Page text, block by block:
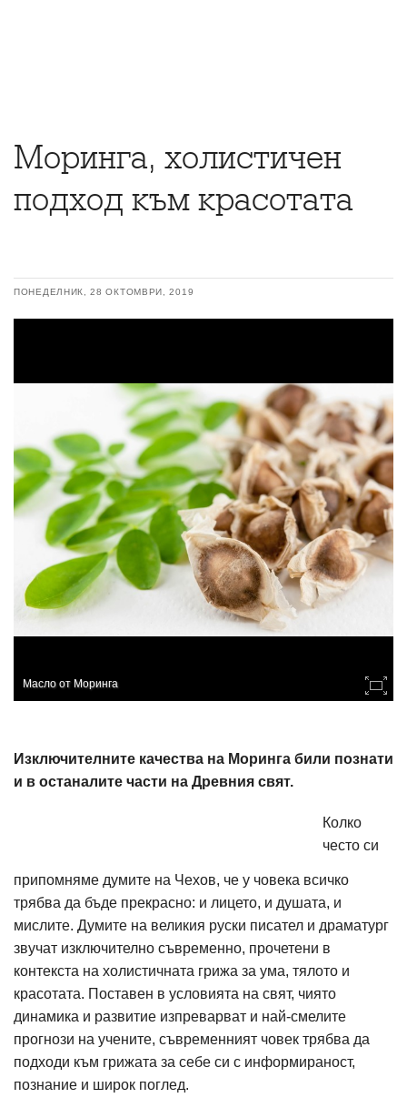
Моринга, холистичен
подход към красотата
ПОНЕДЕЛНИК, 28 ОКТОМВРИ, 2019
Масло от Моринга
Изключителните качества на Моринга били познати
и в останалите части на Древния свят.
Колко
често си
припомняме думите на Чехов, че у човека всичко
трябва да бъде прекрасно: и лицето, и душата, и
мислите. Думите на великия руски писател и драматург
звучат изключително съвременно, прочетени в
контекста на холистичната грижа за ума, тялото и
красотата. Поставен в условията на свят, чиято
динамика и развитие изпреварват и най-смелите
прогнози на учените, съвременният човек трябва да
подходи към грижата за себе си с информираност,
познание и широк поглед.